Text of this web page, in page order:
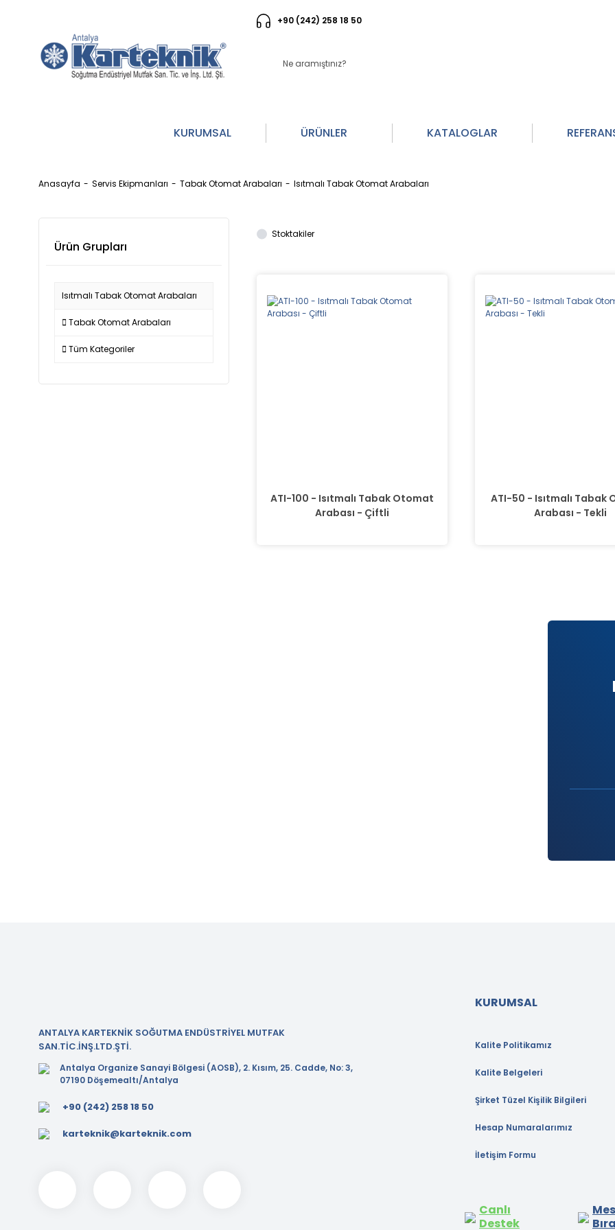
+90 (242) 258 18 50
KURUMSAL ÜRÜNLER KATALOGLAR
Anasayfa Servis Ekipmanları Tabak Otomat Arabaları Isıtmalı Tabak Otomat Arabaları
Ürün Grupları
Isıtmalı Tabak Otomat Arabaları
Tabak Otomat Arabaları
Tüm Kategoriler
Stoktakiler
ATI-100 - Isıtmalı Tabak Otomat
Arabası - Çiftli
ATI-50 - Isıtmalı Tabak
Arabası - Tekli
ANTALYA KARTEKNİK SOĞUTMA ENDÜSTRİYEL MUTFAK
SAN.TİC.İNŞ.LTD.ŞTİ.
Antalya Organize Sanayi Bölgesi (AOSB), 2. Kısım, 25. Cadde, No: 3,
07190 Döşemealtı/Antalya
+90 (242) 258 18 50
karteknik@karteknik.com
KURUMSAL
Kalite Politikamız
Kalite Belgeleri
Şirket Tüzel Kişilik Bilgileri
Hesap Numaralarımız
İletişim Formu
Canlı
Destek